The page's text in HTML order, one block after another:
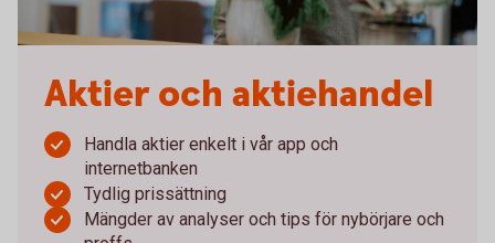
Aktier och aktiehandel
Handla aktier enkelt i vår app och
internetbanken
Tydlig prissättning
Mängder av analyser och tips för nybörjare och